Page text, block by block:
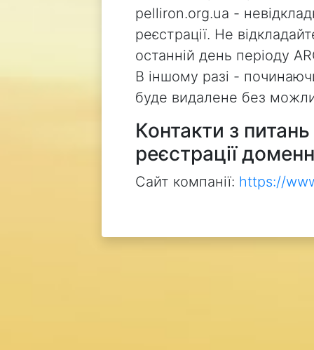
pelliron.org.ua -
реєстрації. Не
останній день періоду
В іншому разі -
буде видалене без
Контакти з
реєстрації
Сайт компанії: https://